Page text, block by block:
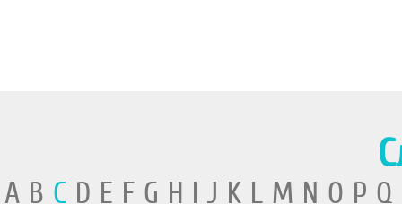
A B CD E F G H I J K L M N O P